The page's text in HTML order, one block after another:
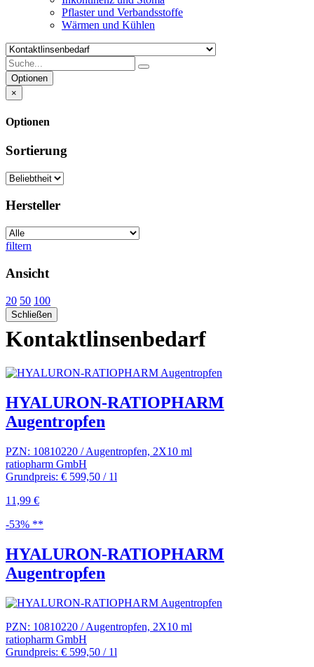
Pflaster und Verbandsstoffe
Wärmen und Kühlen
Optionen
×
Optionen
Sortierung
Hersteller
filtern
Ansicht
20 50 100
Schließen
Kontaktlinsenbedarf
HYALURON-RATIOPHARM
Augentropfen
PZN: 10810220 / Augentropfen, 2X10 ml
ratiopharm GmbH
Grundpreis: € 599,50 / 1l
11,99 €
-53% **
HYALURON-RATIOPHARM
Augentropfen
PZN: 10810220 / Augentropfen, 2X10 ml
ratiopharm GmbH
Grundpreis: € 599,50 / 1l